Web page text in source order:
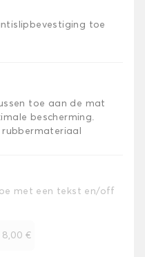
toe
toe aan de mat
bescherming.
met een tekst en/off
8,00 €